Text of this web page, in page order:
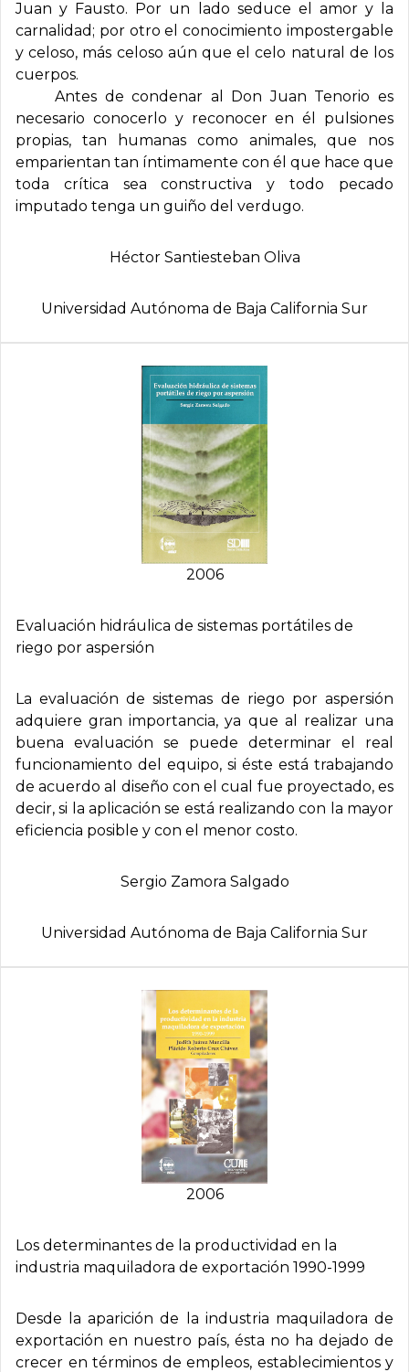
Juan y Fausto. Por un lado seduce el amor y la
carnalidad; por otro el conocimiento impostergable
y celoso, más celoso aún que el celo natural de los
cuerpos.
Antes de condenar al Don Juan Tenorio es
necesario conocerlo y reconocer en él pulsiones
propias, tan humanas como animales, que nos
emparientan tan íntimamente con él que hace que
toda crítica sea constructiva y todo pecado
imputado tenga un guiño del verdugo.
Héctor Santiesteban Oliva
Universidad Autónoma de Baja California Sur
2006
Evaluación hidráulica de sistemas portátiles de
riego por aspersión
La evaluación de sistemas de riego por aspersión
adquiere gran importancia, ya que al realizar una
buena evaluación se puede determinar el real
funcionamiento del equipo, si éste está trabajando
de acuerdo al diseño con el cual fue proyectado, es
decir, si la aplicación se está realizando con la mayor
eficiencia posible y con el menor costo.
Sergio Zamora Salgado
Universidad Autónoma de Baja California Sur
2006
Los determinantes de la productividad en la
industria maquiladora de exportación 1990-1999
Desde la aparición de la industria maquiladora de
exportación en nuestro país, ésta no ha dejado de
crecer en términos de empleos, establecimientos y